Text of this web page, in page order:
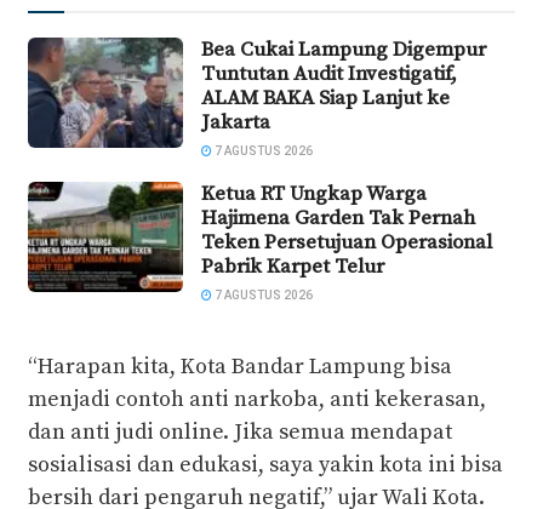
Bea Cukai Lampung Digempur
Tuntutan Audit Investigatif,
ALAM BAKA Siap Lanjut ke
Jakarta
7 AGUSTUS 2026
Ketua RT Ungkap Warga
Hajimena Garden Tak Pernah
Teken Persetujuan Operasional
Pabrik Karpet Telur
7 AGUSTUS 2026
“Harapan kita, Kota Bandar Lampung bisa
menjadi contoh anti narkoba, anti kekerasan,
dan anti judi online. Jika semua mendapat
sosialisasi dan edukasi, saya yakin kota ini bisa
bersih dari pengaruh negatif,” ujar Wali Kota.